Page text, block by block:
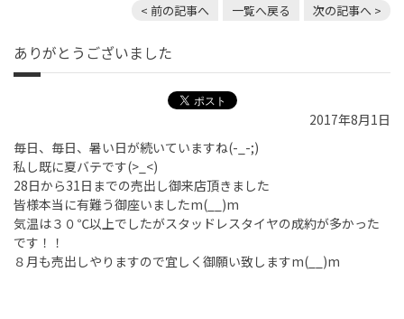
< 前の記事へ 一覧へ戻る 次の記事へ >
ありがとうございました
2017年8月1日
毎日、毎日、暑い日が続いていますね(-_-;)
私し既に夏バテです(>_<)
28日から31日までの売出し御来店頂きました
皆様本当に有難う御座いましたm(__)m
気温は３０℃以上でしたがスタッドレスタイヤの成約が多かった
です！！
８月も売出しやりますので宜しく御願い致しますm(__)m